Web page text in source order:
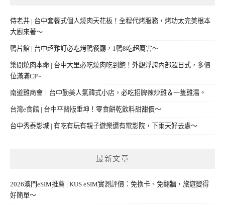
侍老井 | 台中套餐式個人燒肉天花板！全程代烤服務，烤功太完美根本
大廚來著～
鴨片館 | 台中超難訂必吃烤鴨餐廳，1鴨8吃超厲害～
築間燒肉本命 | 台中大里必吃燒肉吃到飽！外觀浮誇內部超日式，多價
位滿滿CP~
南道雞商會｜台中勤美人氣韓式小店，必吃招牌辣炒雞＆一隻雞湯。
台灣e食館 | 台中平替版垂坤！零食餅乾飲料甜甜價～
台中秀泰影城 | 有吃有玩有親子遊樂還有電影院，下雨天好去處～
最新文章
2026澳門eSIM推薦 | KUS eSIM實測評價：免換卡、免翻牆，旅遊變得
好簡單～